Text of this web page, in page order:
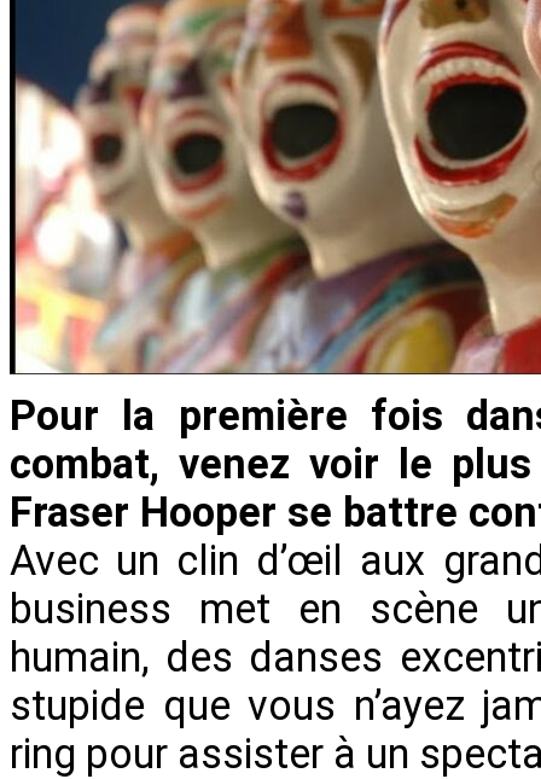
Pour la première fois
combat, venez voir le
Fraser Hooper se battre
Avec un clin d’œil aux
business met en scène
humain, des danses
stupide que vous n’ayez
ring pour assister à un